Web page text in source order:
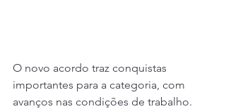
O novo acordo traz conquistas
importantes para a categoria, com
avanços nas condições de trabalho.